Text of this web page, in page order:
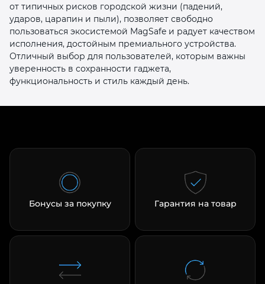
от типичных рисков городской жизни (падений,
ударов, царапин и пыли), позволяет свободно
пользоваться экосистемой MagSafe и радует качеством
исполнения, достойным премиального устройства.
Отличный выбор для пользователей, которым важны
уверенность в сохранности гаджета,
функциональность и стиль каждый день.
Бонусы за покупку Гарантия на товар